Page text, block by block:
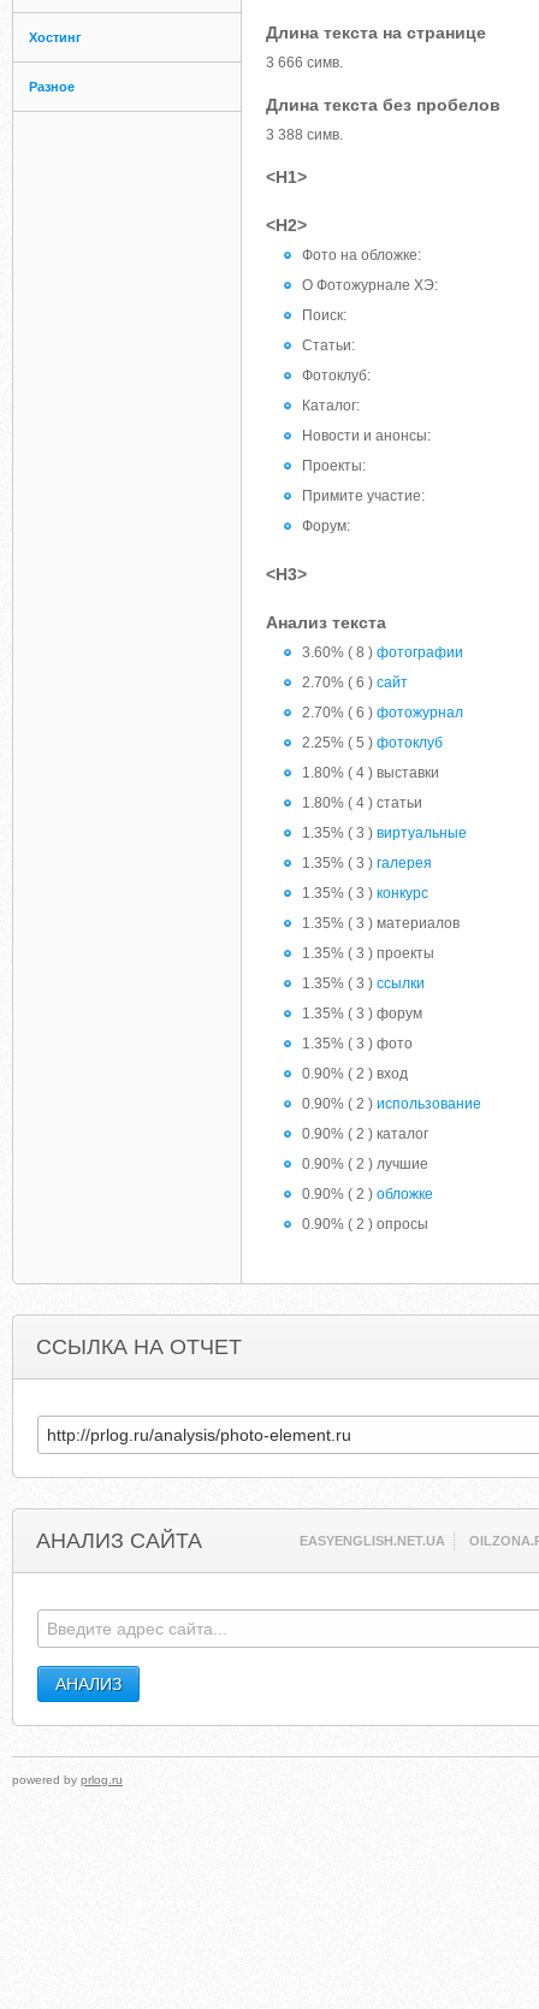
Хостинг
Разное
Длина текста на странице
3 666 симв.
Длина текста без пробелов
3 388 симв.
<H1>
<H2>
Фото на обложке:
О Фотожурнале ХЭ:
Поиск:
Статьи:
Фотоклуб:
Каталог:
Новости и анонсы:
Проекты:
Примите участие:
Форум:
<H3>
Анализ текста
3.60% ( 8 ) фотографии
2.70% ( 6 ) сайт
2.70% ( 6 ) фотожурнал
2.25% ( 5 ) фотоклуб
1.80% ( 4 ) выставки
1.80% ( 4 ) статьи
1.35% ( 3 ) виртуальные
1.35% ( 3 ) галерея
1.35% ( 3 ) конкурс
1.35% ( 3 ) материалов
1.35% ( 3 ) проекты
1.35% ( 3 ) ссылки
1.35% ( 3 ) форум
1.35% ( 3 ) фото
0.90% ( 2 ) вход
0.90% ( 2 ) использование
0.90% ( 2 ) каталог
0.90% ( 2 ) лучшие
0.90% ( 2 ) обложке
0.90% ( 2 ) опросы
ССЫЛКА НА ОТЧЕТ
АНАЛИЗ САЙТА EASYENGLISH.NET.UA
powered by prlog.ru